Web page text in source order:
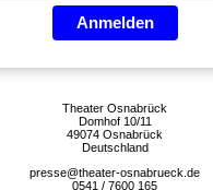
Anmelden
Theater Osnabrück
Domhof 10/11
49074 Osnabrück
Deutschland
presse@theater-osnabrueck.de
0541 / 7600 165